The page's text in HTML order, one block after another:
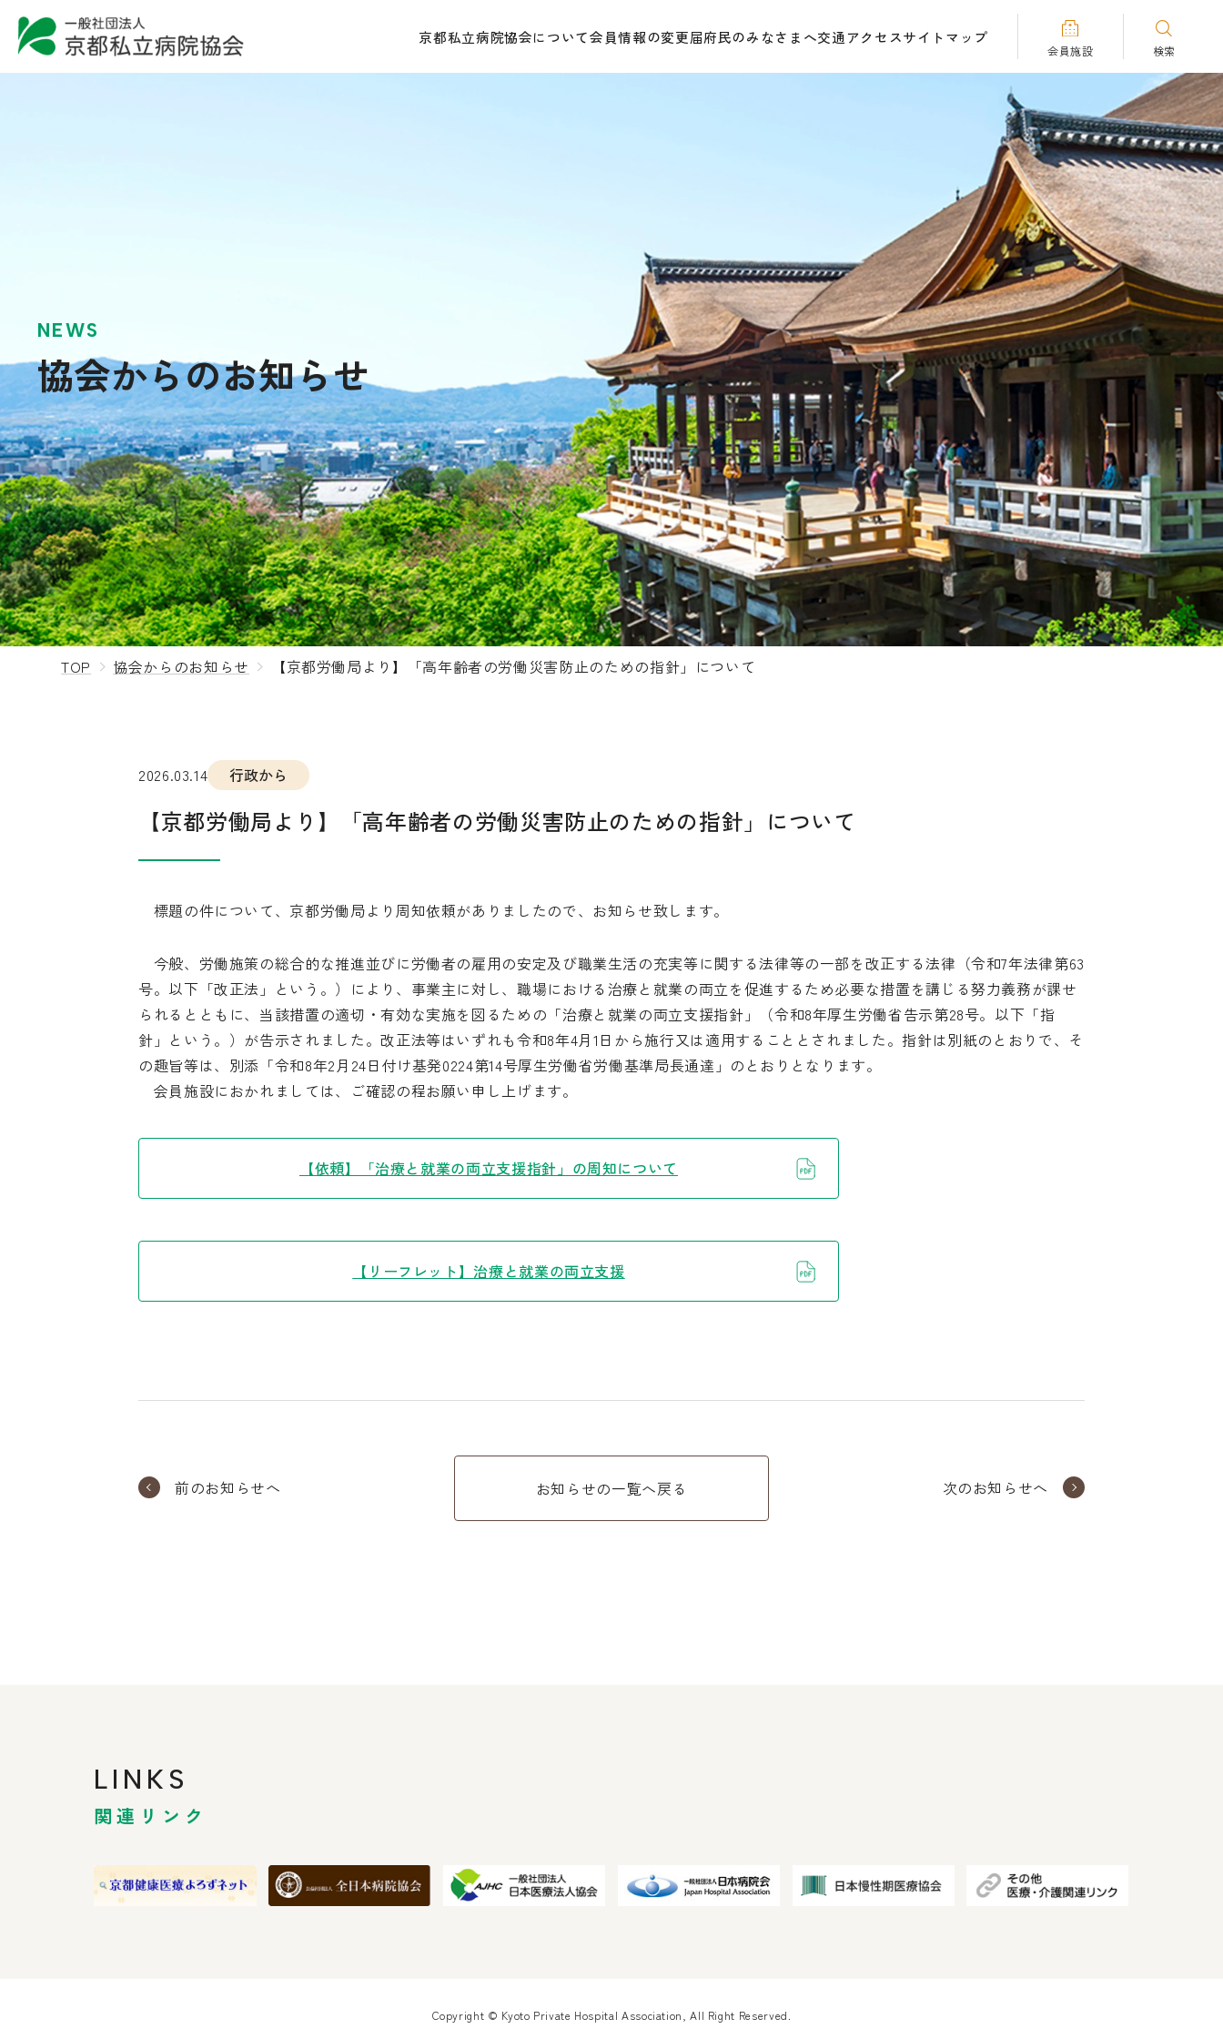
京都私立病院協会について会員情報の変更届府民のみなさまへ交通アクセスサイトマップ
会員施設 検索
NEWS
協会からのお知らせ
TOP 協会からのお知らせ 【京都労働局より】「高年齢者の労働災害防止のための指針」について
2026.03.14 行政から
【京都労働局より】「高年齢者の労働災害防止のための指針」について
標題の件について、京都労働局より周知依頼がありましたので、お知らせ致します。
今般、労働施策の総合的な推進並びに労働者の雇用の安定及び職業生活の充実等に関する法律等の一部を改正する法律（令和7年法律第63
号。以下「改正法」という。）により、事業主に対し、職場における治療と就業の両立を促進するため必要な措置を講じる努力義務が課せ
られるとともに、当該措置の適切・有効な実施を図るための「治療と就業の両立支援指針」（令和8年厚生労働省告示第28号。以下「指
針」という。）が告示されました。改正法等はいずれも令和8年4月1日から施行又は適用することとされました。指針は別紙のとおりで、そ
の趣旨等は、別添「令和8年2月24日付け基発0224第14号厚生労働省労働基準局長通達」のとおりとなります。
会員施設におかれましては、ご確認の程お願い申し上げます。
【依頼】「治療と就業の両立支援指針」の周知について
【リーフレット】治療と就業の両立支援
前のお知らせへ お知らせの一覧へ戻る 次のお知らせへ
LINKS
関連リンク
Copyright © Kyoto Private Hospital Association, All Right Reserved.